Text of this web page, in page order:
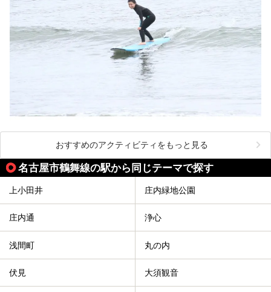
おすすめのアクティビティをもっと見る
名古屋市鶴舞線の駅から同じテーマで探す
上小田井 庄内緑地公園
庄内通 浄心
浅間町 丸の内
伏見 大須観音